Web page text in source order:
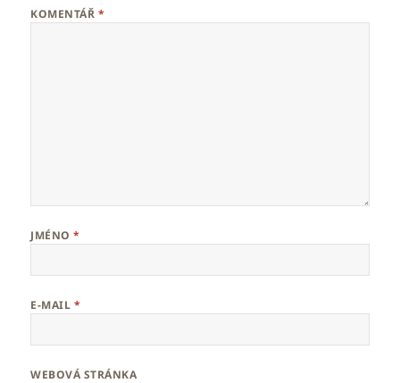
KOMENTÁŘ *
JMÉNO*
E-MAIL *
WEBOVÁ STRÁNKA